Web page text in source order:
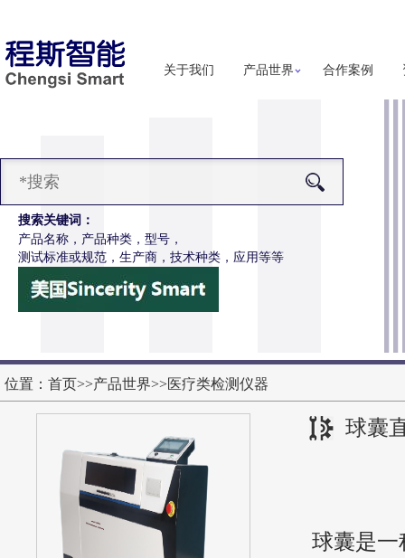
关于我们 产品世界 合作案例
搜索关键词：
产品名称，产品种类，型号，
测试标准或规范，生产商，技术种类，应用等等
电动轮椅车按键开关耐用性测试仪
位置： 首页>>产品世界>>医疗类检测仪器
球囊
球囊是一